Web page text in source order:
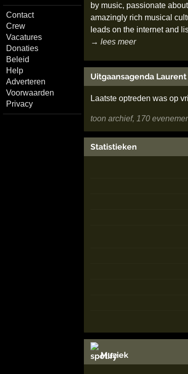
Contact
Crew
Vacatures
Donaties
Beleid
Help
Adverteren
Voorwaarden
Privacy
by music, passionate
amazingly rich musical
leads on the internet and
→ lees meer
Uitgaansagenda
Laatste optreden was op
toon archief, 170
Statistieken
Muziek